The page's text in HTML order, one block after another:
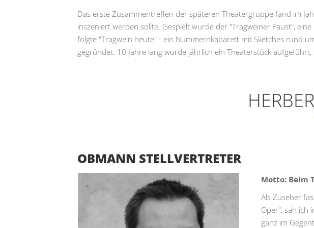
Das erste Zusammentreffen der späteren Theatergruppe fand im
inszeniert werden sollte. Gespielt wurde der "Tragweiner Faust",
folgte "Tragwein heute" - ein Nummernkabarett mit Sketches rund
gegründet. 10 Jahre lang wurde jährlich ein Theaterstück
OBMANN STELLVERTRETER
Motto: Beim
Als Zuseher
Oper", sah ich
ganz im